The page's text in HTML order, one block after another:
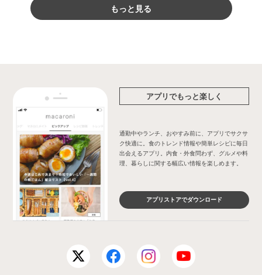
もっと見る
アプリでもっと楽しく
通勤中やランチ、おやすみ前に、アプリでサクサ
ク快適に。食のトレンド情報や簡単レシピに毎日
出会えるアプリ。内食・外食問わず、グルメや料
理、暮らしに関する幅広い情報を楽しめます。
アプリストアでダウンロード